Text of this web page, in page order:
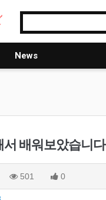
News
서 배워보았습니다
501 0